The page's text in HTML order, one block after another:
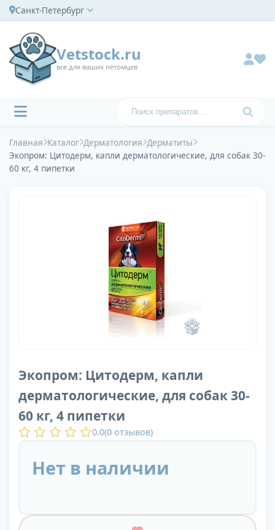
Санкт-Петербург
Vetstock.ru
все для ваших петомцев
Главная Каталог Дерматология Дерматиты
Экопром: Цитодерм, капли дерматологические, для собак 30-
60 кг, 4 пипетки
Экопром: Цитодерм, капли
дерматологические, для собак 30-
60 кг, 4 пипетки
0.0(0 отзывов)
Нет в наличии